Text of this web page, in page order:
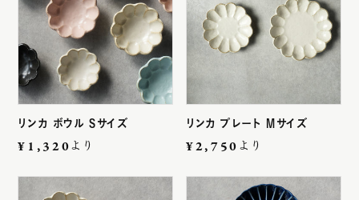
酒器
キッチンツール
リンカ ボウル Sサイズ
¥1,320より
リンカ プレート Mサイズ
¥2,750より